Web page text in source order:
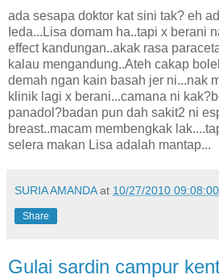
ada sesapa doktor kat sini tak? eh
Ieda...Lisa domam ha..tapi x berani
effect kandungan..akak rasa
kalau mengandung..Ateh cakap
demah ngan kain basah jer ni...nak
klinik lagi x berani...camana ni
panadol?badan pun dah sakit2 ni
breast..macam membengkak
selera makan Lisa adalah mantap...
SURIA AMANDA at 10/27/2010
Share
Gulai sardin campur